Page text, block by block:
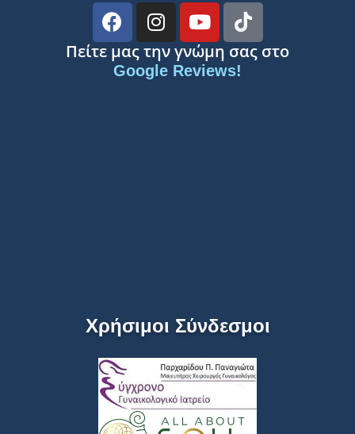
Πείτε μας την γνώμη σας στο
Google Reviews!
Χρήσιμοι Σύνδεσμοι